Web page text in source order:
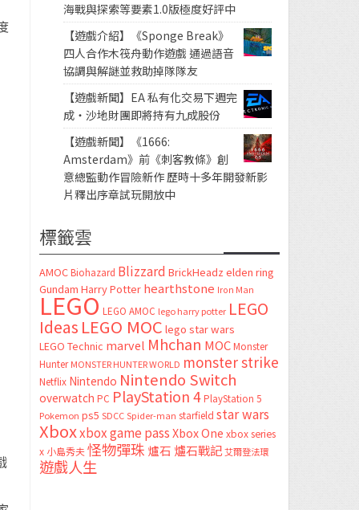
海戰與探索等要素1.0版極度好評中
【遊戲介紹】《Sponge Break》
四人合作木筏舟動作遊戲 通過語音
協調與解謎並救助掉隊隊友
【遊戲新聞】EA 私有化交易下週完
成・沙地財團即將持有九成股份
【遊戲新聞】《1666:
Amsterdam》前《刺客教條》創
意總監動作冒險新作 歷時十多年開發新影
片釋出序章試玩開放中
標籤雲
AMOC Biohazard Blizzard BrickHeadz elden ring
Gundam Harry Potter hearthstone Iron Man
LEGO LEGO AMOC lego harry potter LEGO
Ideas LEGO MOC lego star wars
LEGO Technic marvel Mhchan MOC Monster
Hunter MONSTER HUNTER WORLD monster strike
Netflix Nintendo Nintendo Switch
overwatch PC PlayStation 4 PlayStation 5
Pokemon ps5 SDCC Spider-man starfield star wars
Xboxxbox game passXbox One xbox series
x 小島秀夫怪物彈珠 爐石 爐石戰記艾爾登法環
遊戲人生